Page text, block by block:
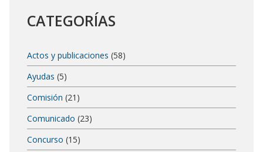
CATEGORÍAS
Actos y publicaciones (58)
Ayudas (5)
Comisión (21)
Comunicado (23)
Concurso (15)